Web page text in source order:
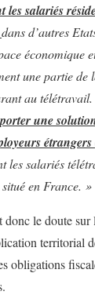
les salariés
dans d’autres
économique
une partie de
au
une
les salariés
en France. »
donc le doute
territorial
obligations